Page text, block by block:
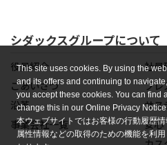
This site uses cookies. By using the
and its offers and continuing to navigate,
you accept these cookies. You can find
change this in our Online Privacy
本ウェブサイトではお客様の行動履歴
属性情報などの取得のための機能を利用
シダックスグループについて
役員紹介
ごあいさつ
沿革
事業会社一覧
社員
プレ
サス
安心